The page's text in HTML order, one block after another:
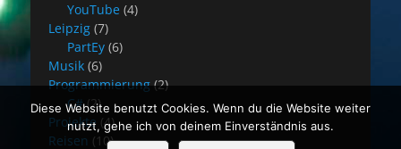
YouTube (4)
Leipzig (7)
PartEy (6)
Musik (6)
Programmierung (2)
C#(2)
Projekte (4)
Reisen (10)
Diese Website benutzt Cookies. Wenn du die Website weiter
nutzt, gehe ich von deinem Einverständnis aus.